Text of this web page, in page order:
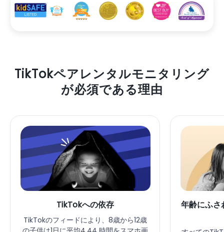
TikTokペアレンタルモニタリング
が必須である理由
TikTokへの依存
TikTokのフィードにより、8歳から12歳
年齢にふさ